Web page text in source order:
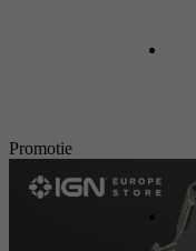
Promotie